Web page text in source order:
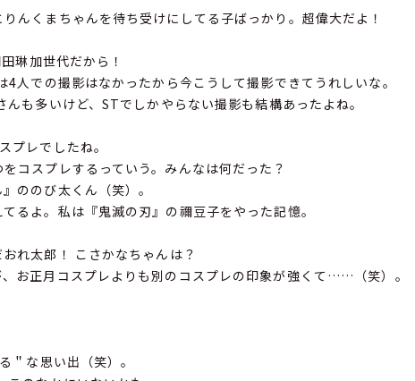
んくまちゃんを待ち受けにしてる子ばっかり。超偉大だよ！
琳加世代だから！
人での撮影はなかったから今こうして撮影できてうれしいな。
も多いけど、STでしかやらない撮影も結構あったよね。
レでしたね。
コスプレするっていう。みんなは何だった？
ののび太くん（笑）。
るよ。私は『鬼滅の刃』の禰豆子をやった記憶。
れ太郎！ こさかなちゃんは？
お正月コスプレよりも別のコスプレの印象が強くて……（笑）。
な思い出（笑）。